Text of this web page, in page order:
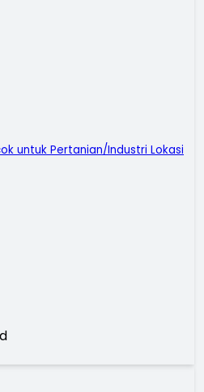
untuk Pertanian/Industri Lokasi